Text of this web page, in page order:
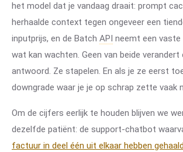
het model dat je vandaag draait: prompt
herhaalde context tegen ongeveer een
inputprijs, en de Batch API neemt een vaste
wat kan wachten. Geen van beide verandert
antwoord. Ze stapelen. En als je ze eerst
downgrade waar je je op schrap zette vaak
Om de cijfers eerlijk te houden blijven we
dezelfde patiënt: de support-chatbot
factuur in deel één uit elkaar hebben gehaald